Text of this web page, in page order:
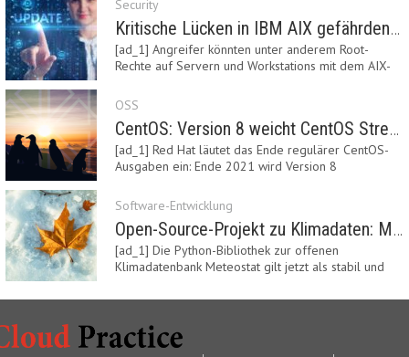
Security
Kritische Lücken in IBM AIX gefährden Server
[ad_1] Angreifer könnten unter anderem Root-
Rechte auf Servern und Workstations mit dem AIX-
OSS
CentOS: Version 8 weicht CentOS Stream
[ad_1] Red Hat läutet das Ende regulärer CentOS-
Ausgaben ein: Ende 2021 wird Version 8
Software-Entwicklung
Open-Source-Projekt zu Klimadaten: Meteostat Python Library 1.0 erschienen
[ad_1] Die Python-Bibliothek zur offenen
Klimadatenbank Meteostat gilt jetzt als stabil und